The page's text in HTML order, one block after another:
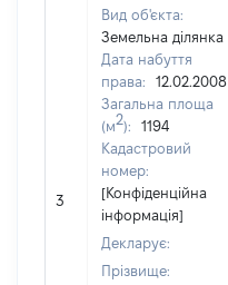
3
Вид об'єкта:
Земельна ділянка
Дата набуття
права:
12.02.2008
Загальна площа
(м2):
1194
Кадастровий
номер:
[Конфіденційна
інформація]
Декларує:
Прізвище: